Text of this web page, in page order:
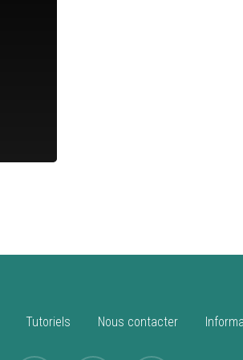
Tutoriels Nous contacter